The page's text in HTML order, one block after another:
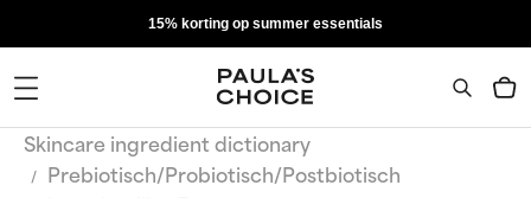
15% korting op summer essentials
Skincare ingredient dictionary
Prebiotisch/Probiotisch/Postbiotisch